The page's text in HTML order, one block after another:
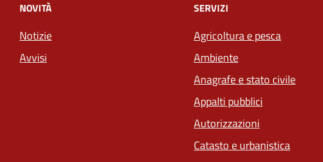
NOVITÀ
Notizie
Avvisi
SERVIZI
Agricoltura e pesca
Ambiente
Anagrafe e stato civile
Appalti pubblici
Autorizzazioni
Catasto e urbanistica